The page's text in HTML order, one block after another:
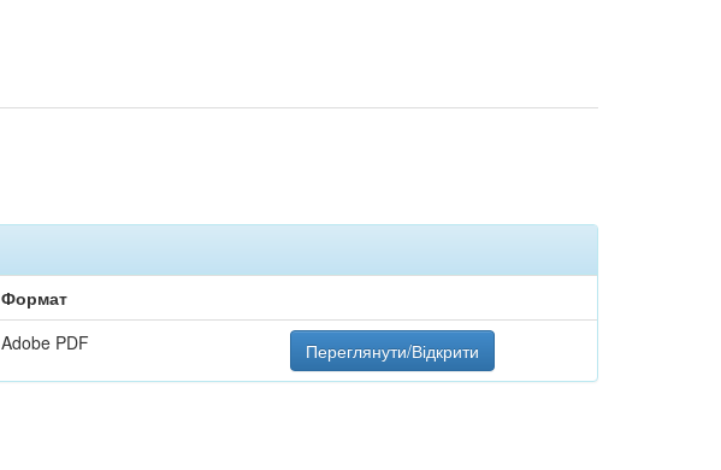
Формат
Adobe PDF Переглянути/Відкрити